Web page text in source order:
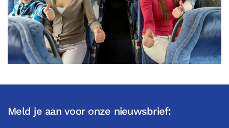
Meld je aan voor onze nieuwsbrief: